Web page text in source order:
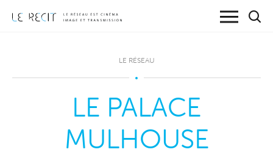
LE RÉSEAU
LE PALACE
MULHOUSE